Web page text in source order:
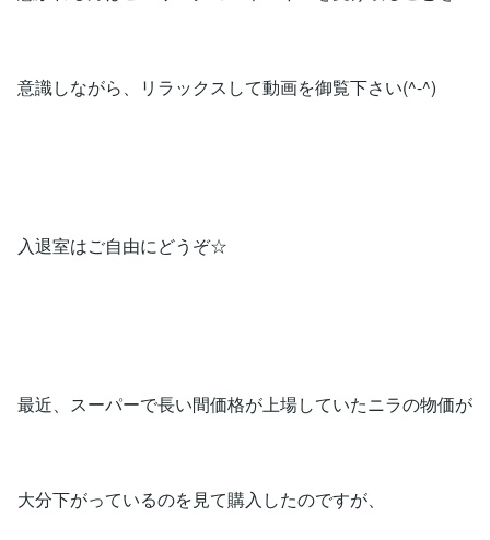
意識しながら、リラックスして動画を御覧下さい(^-^)
入退室はご自由にどうぞ☆
最近、スーパーで長い間価格が上場していたニラの物価が
大分下がっているのを見て購入したのですが、